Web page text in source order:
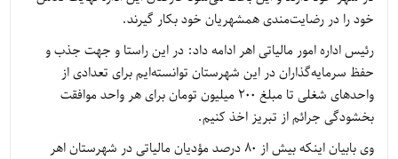
خود را در رضایت‌مندی همشهریان خود بکار گیرند.
رئیس اداره امور مالیاتی اهر ادامه داد: در این راستا و جهت جذب و
حفظ سرمایه‌گذاران در این شهرستان توانسته‌ایم برای تعدادی از
واحدهای شغلی تا مبلغ ۲۰۰ میلیون تومان برای هر واحد موافقت
بخشودگی جرائم از تبریز اخذ کنیم.
وی بابیان اینکه بیش از ۸۰ درصد مؤدیان مالیاتی در شهرستان اهر